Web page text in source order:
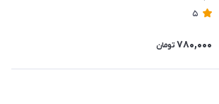
5
780,000 تومان